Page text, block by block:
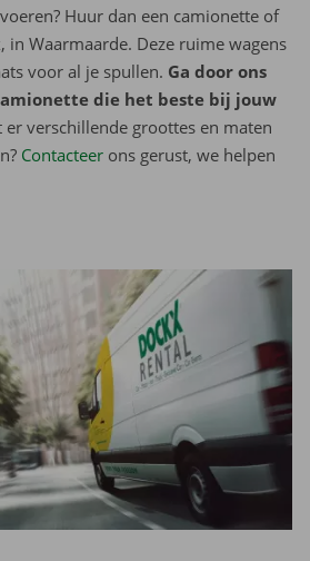
Huur dan een camionette of
in Waarmaarde. Deze ruime wagens
voor al je spullen. Ga door ons
die het beste bij jouw
er verschillende groottes en maten
Contacteer ons gerust, we helpen